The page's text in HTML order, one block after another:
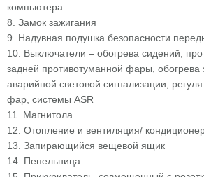
компьютера
8. Замок зажигания
9. Надувная подушка безопасности
10. Выключатели – обогрева сидений,
задней противотуманной фары, обогрева
аварийной световой сигнализации,
фар, системы ASR
11. Магнитола
12. Отопление и вентиляция/
13. Запирающийся вещевой ящик
14. Пепельница